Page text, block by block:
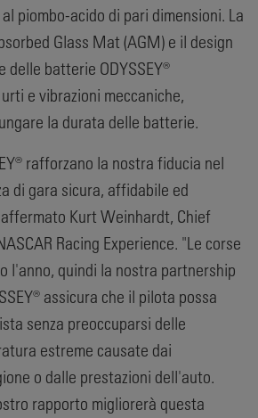
piombo-acido di pari dimensioni. La
Glass Mat (AGM) e il design
delle batterie ODYSSEY®
e vibrazioni meccaniche,
la durata delle batterie.
rafforzano la nostra fiducia nel
di gara sicura, affidabile ed
Kurt Weinhardt, Chief
Racing Experience. "Le corse
l'anno, quindi la nostra partnership
assicura che il pilota possa
senza preoccuparsi delle
estreme causate dai
o dalle prestazioni dell'auto.
rapporto migliorerà questa